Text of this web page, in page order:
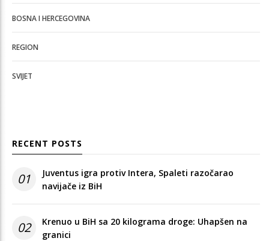
BOSNA I HERCEGOVINA
REGION
SVIJET
RECENT POSTS
01
Juventus igra protiv Intera, Spaleti razočarao
navijače iz BiH
02
Krenuo u BiH sa 20 kilograma droge: Uhapšen na
granici